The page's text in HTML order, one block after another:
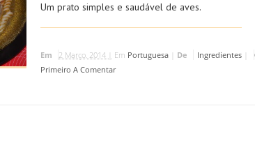
Um prato simples e saudável de aves.
Em 2 Março, 2014 | Em Portuguesa| De Ingredientes|
Primeiro A Comentar